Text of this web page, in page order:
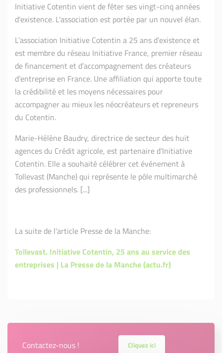
Initiative Cotentin vient de fêter ses vingt-cinq années
d'existence. L'association est portée par un nouvel élan.
L’association Initiative Cotentin a 25 ans d’existence et
est membre du réseau Initiative France, premier réseau
de financement et d’accompagnement des créateurs
d’entreprise en France. Une affiliation qui apporte toute
la crédibilité et les moyens nécessaires pour
accompagner au mieux les néocréateurs et repreneurs
du Cotentin.
Marie-Hélène Baudry, directrice de secteur des huit
agences du Crédit agricole, est partenaire d’Initiative
Cotentin. Elle a souhaité célébrer cet événement à
Tollevast (Manche) qui représente le pôle multimarché
des professionnels. [...]
La suite de l'article Presse de la Manche:
Tollevast. Initiative Cotentin, 25 ans au service des
entreprises | La Presse de la Manche (actu.fr)
Contactez-nous ! Cliquez ici